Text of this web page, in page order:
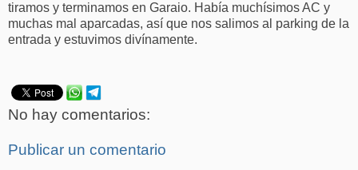
tiramos y terminamos en Garaio. Había muchísimos AC y
muchas mal aparcadas, así que nos salimos al parking de la
entrada y estuvimos divínamente.
No hay comentarios:
Publicar un comentario